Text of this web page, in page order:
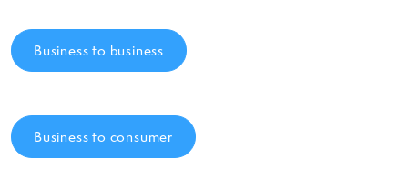
Business to business
Business to consumer